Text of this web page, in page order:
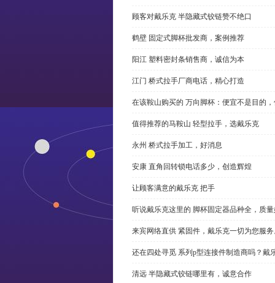
顾客对戴乐克 半隐藏式铰链赞不绝口
鹤壁 固定式脚杯批发商，案例推荐
阳江 塑料密封条销售商，诚信为本
江门 桥式拉手厂商电话，精心打造
在该鞍山购买的 万向脚杯：便宜不是目的
值得推荐的马鞍山 轻型拉手，选戴乐克
永州 桥式拉手加工，好消息
安康 直角回转锁电话多少，创造辉煌
让顾客满意的戴乐克 把手
听说戴乐克这里的 脚杯固定器品种全，质
来宾网络直供 紧固件，戴乐克一切为您服
还在四处寻觅 系列p型连接件制造商吗？戴
清远 半隐藏式铰链哪里有，诚意合作